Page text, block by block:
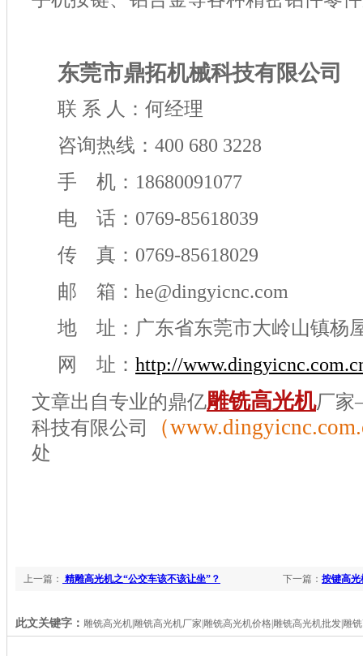
东莞市鼎拓机械科技有限公司
联 系 人：何经理
咨询热线：400 680 3228
手 机：18680091077
电 话：0769-85618039
传 真：0769-85618029
邮 箱：he@dingyicnc.com
地 址：广东省东莞市大岭山镇杨
网 址： http://
文章出自专业的鼎亿雕铣高光机厂家
科技有限公司
（
处
下一篇： 按键高光
上一篇： 精雕高光机之“公交车该不该让坐”？
此文关键字： 雕铣高光机|雕铣高光机厂家|雕铣高光机价格|雕铣高光机批发|雕